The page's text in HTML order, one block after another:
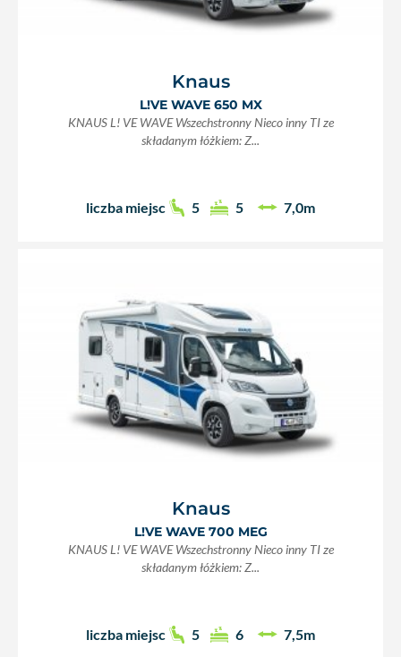
Knaus
L!VE WAVE 650 MX
KNAUS L! VE WAVE Wszechstronny Nieco inny TI ze
składanym łóżkiem: Z...
liczba miejsc 5 5 7,0m
Knaus
L!VE WAVE 700 MEG
KNAUS L! VE WAVE Wszechstronny Nieco inny TI ze
składanym łóżkiem: Z...
liczba miejsc 5 6 7,5m